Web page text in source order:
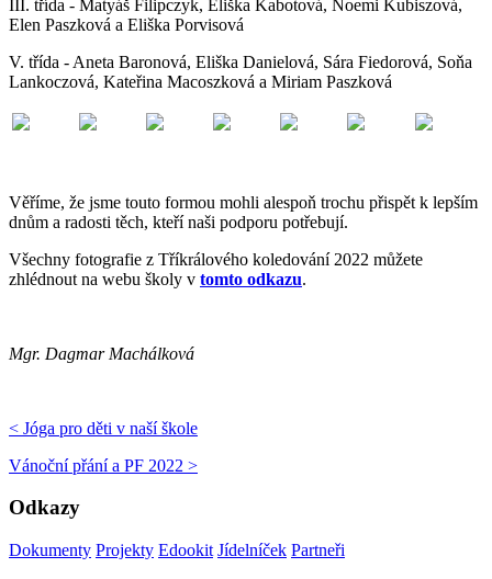
III. třída - Matyáš Filipczyk, Eliška Kabotová, Noemi Kubiszová,
Elen Paszková a Eliška Porvisová
V. třída - Aneta Baronová, Eliška Danielová, Sára Fiedorová, Soňa
Lankoczová, Kateřina Macoszková a Miriam Paszková
Věříme, že jsme touto formou mohli alespoň trochu přispět k lepším
dnům a radosti těch, kteří naši podporu potřebují.
Všechny fotografie z Tříkrálového koledování 2022 můžete
zhlédnout na webu školy v tomto odkazu.
Mgr. Dagmar Machálková
< Jóga pro děti v naší škole
Vánoční přání a PF 2022 >
Odkazy
Dokumenty Projekty Edookit Jídelníček Partneři